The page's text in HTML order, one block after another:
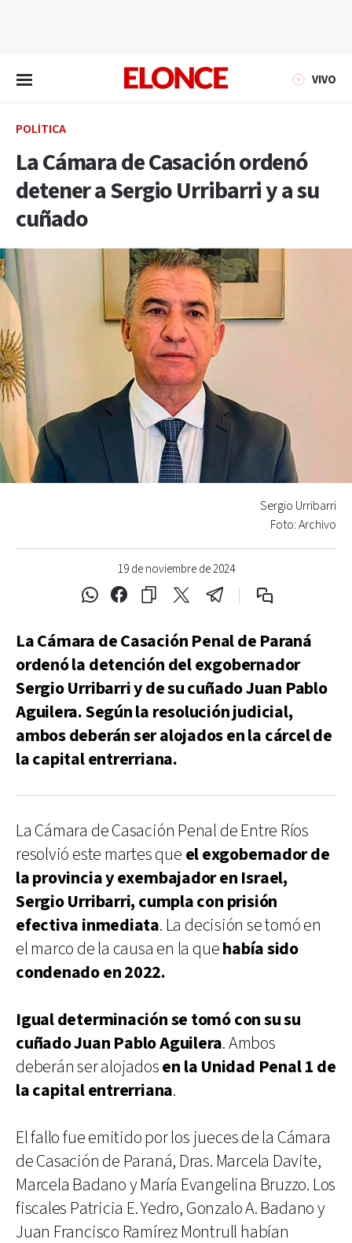
VIVO
POLÍTICA
La Cámara de Casación ordenó
detener a Sergio Urribarri y a su
cuñado
19 de noviembre de 2024
Sergio Urribarri
Foto: Archivo
La Cámara de Casación Penal de Paraná
ordenó la detención del exgobernador
Sergio Urribarri y de su cuñado Juan Pablo
Aguilera. Según la resolución judicial,
ambos deberán ser alojados en la cárcel de
la capital entrerriana.
La Cámara de Casación Penal de Entre Ríos
resolvió este martes que el exgobernador de
la provincia y exembajador en Israel,
Sergio Urribarri, cumpla con prisión
efectiva inmediata. La decisión se tomó en
el marco de la causa en la quehabía sido
condenado en 2022.
Igual determinación se tomó con su su
cuñado Juan Pablo Aguilera. Ambos
deberán ser alojadosen la Unidad Penal 1 de
la capital entrerriana.
El fallo fue emitido por los jueces de la Cámara
de Casación de Paraná, Dras. Marcela Davite,
Marcela Badano y María Evangelina Bruzzo. Los
fiscales Patricia E. Yedro, Gonzalo A. Badano y
Juan Francisco Ramírez Montrull habían